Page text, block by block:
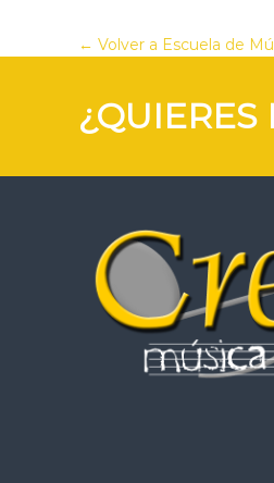
Volver a Escuela de